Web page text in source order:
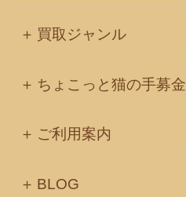
買取ジャンル
ちょこっと猫の手募金
ご利用案内
BLOG